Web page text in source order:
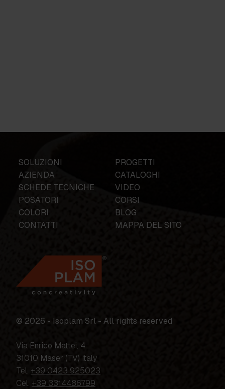
SOLUZIONI
PROGETTI
AZIENDA
CATALOGHI
SCHEDE TECNICHE
VIDEO
POSATORI
CORSI
COLORI
BLOG
CONTATTI
MAPPA DEL SITO
© 2026 - Isoplam Srl - All rights reserved
Via Enrico Mattei, 4
31010 Maser (TV) Italy
Tel. +39 0423 925023
Cel. +39 3314486799